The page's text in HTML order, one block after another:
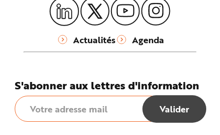
Actualités Agenda
S'abonner aux lettres d'information